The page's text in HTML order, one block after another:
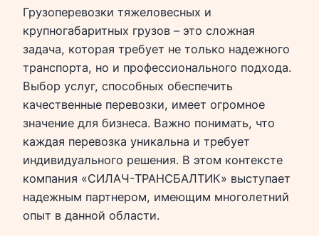
Грузоперевозки тяжеловесных и
крупногабаритных грузов – это сложная
задача, которая требует не только надежного
транспорта, но и профессионального подхода.
Выбор услуг, способных обеспечить
качественные перевозки, имеет огромное
значение для бизнеса. Важно понимать, что
каждая перевозка уникальна и требует
индивидуального решения. В этом контексте
компания «СИЛАЧ-ТРАНСБАЛТИК» выступает
надежным партнером, имеющим многолетний
опыт в данной области.